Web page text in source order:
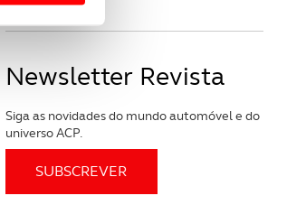
parceiros
Newsletter Revista
Siga as novidades do mundo automóvel e do
universo ACP.